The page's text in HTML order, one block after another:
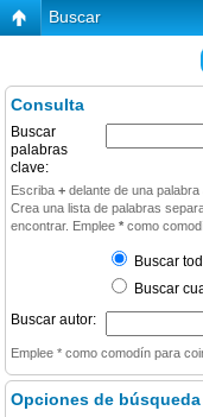
Buscar
Consulta
Buscar
palabras
clave:
Escriba + delante de una
Crea una lista de palabras
encontrar. Emplee * como
Buscar
Buscar
Buscar autor:
Emplee * como comodín para
Opciones de búsqueda